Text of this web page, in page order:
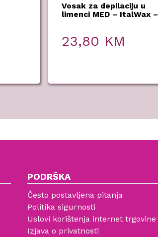
Vosak za depilaciju u
limenci MED – ItalWax –
23,80 KM
PODRŠKA
Često postavljena pitanja
Politika sigurnosti
Uslovi korištenja internet trgovine
Izjava o privatnosti